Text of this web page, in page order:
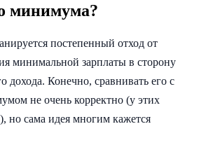
минимума?
постепенный отход от
минимальной зарплаты в сторону
дохода. Конечно, сравнивать его с
не очень корректно (у этих
но сама идея многим кажется